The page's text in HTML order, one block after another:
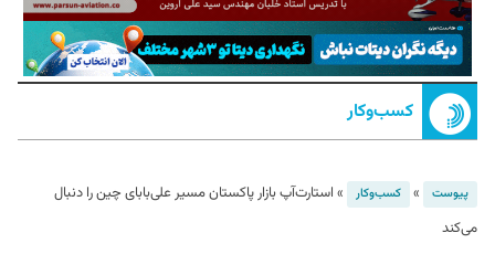
کسب‌و‌کار
پیوست » کسب‌و‌کار » استارت‌آپ بازار پاکستان مسیر علی‌بابای چین را دنبال
می‌کند